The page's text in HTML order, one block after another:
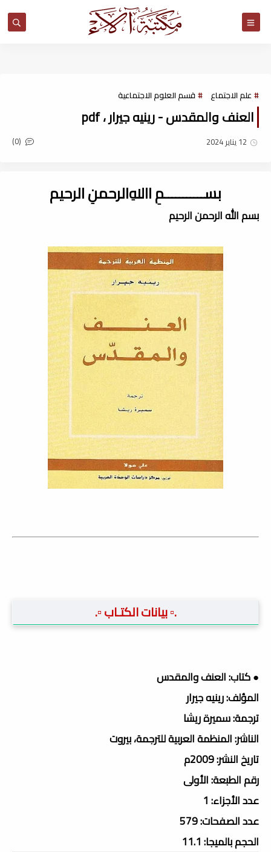
علم الاجتماع قسم العلوم الاجتماعية
العنف والمقدس - رينيه جيرار ، pdf
12 يناير 2024 (0)
بســـــــــــمِ اﷲِالرحمنِ الرحيم
بسم الله الرحمن الرحيم
.▫️ بيانات الكتـاب ▫️.
● كتاب: العنف والمقدس
المؤلف: رينيه جيرار
ترجمة: سميرة ريشا
الناشر: المنظمة العربية للترجمة، بيروت
تاريخ النشر: 2009م
رقم الطبعة: الأولى
عدد الأجزاء: 1
عدد الصفحات: 579
الحجم بالميجا: 11.1